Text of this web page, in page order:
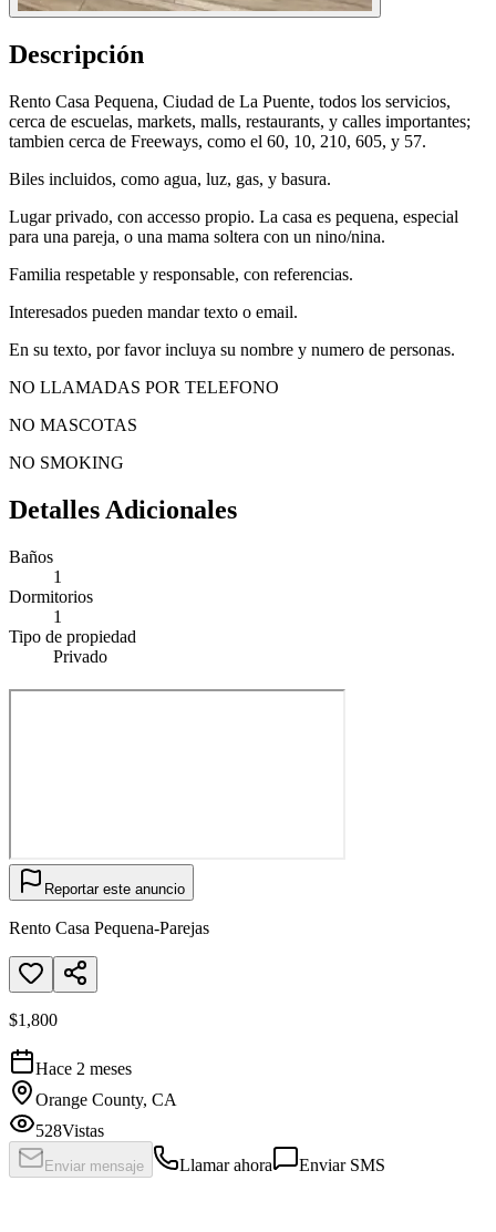
Descripción
Rento Casa Pequena, Ciudad de La Puente, todos los servicios,
cerca de escuelas, markets, malls, restaurants, y calles importantes;
tambien cerca de Freeways, como el 60, 10, 210, 605, y 57.
Biles incluidos, como agua, luz, gas, y basura.
Lugar privado, con accesso propio. La casa es pequena, especial
para una pareja, o una mama soltera con un nino/nina.
Familia respetable y responsable, con referencias.
Interesados pueden mandar texto o email.
En su texto, por favor incluya su nombre y numero de personas.
NO LLAMADAS POR TELEFONO
NO MASCOTAS
NO SMOKING
Detalles Adicionales
Baños
1
Dormitorios
1
Tipo de propiedad
Privado
Reportar este anuncio
Rento Casa Pequena-Parejas
$1,800
Hace 2 meses
Orange County, CA
528Vistas
Enviar mensaje Llamar ahora Enviar SMS